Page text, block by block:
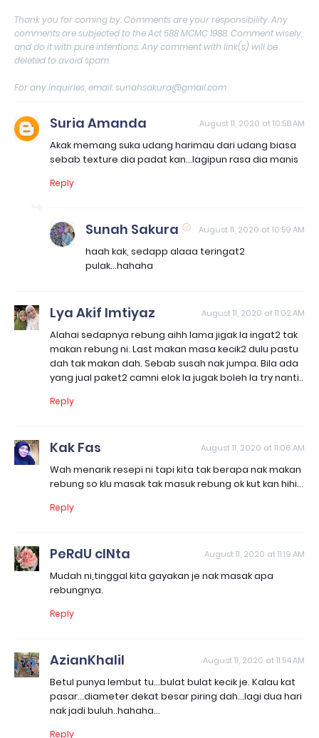
Thank you for coming by. Comments are your responsibility. Any
comments are subjected to the Act 588 MCMC 1988. Comment wisely,
and do it with pure intentions. Any comment with link(s) will be
deleted to avoid spam.
For any inquiries, email: sunahsakura@gmail.com
Suria Amanda August 11, 2020 at 10:58 AM
Akak memang suka udang harimau dari udang biasa
sebab texture dia padat kan...lagipun rasa dia manis
Reply
Sunah Sakura August 11, 2020 at 10:59 AM
haah kak, sedapp alaaa teringat2
pulak...hahaha
Lya Akif Imtiyaz August 11, 2020 at 11:02 AM
Alahai sedapnya rebung aihh lama jigak la ingat2 tak
makan rebung ni. Last makan masa kecik2 dulu pastu
dah tak makan dah. Sebab susah nak jumpa. Bila ada
yang jual paket2 camni elok la jugak boleh la try nanti..
Reply
Kak Fas August 11, 2020 at 11:06 AM
Wah menarik resepi ni tapi kita tak berapa nak makan
rebung so klu masak tak masuk rebung ok kut kan hihi...
Reply
PeRdU cINta August 11, 2020 at 11:19 AM
Mudah ni,tinggal kita gayakan je nak masak apa
rebungnya.
Reply
AzianKhalil August 11, 2020 at 11:54 AM
Betul punya lembut tu...bulat bulat kecik je. Kalau kat
pasar...diameter dekat besar piring dah...lagi dua hari
nak jadi buluh..hahaha...
Reply